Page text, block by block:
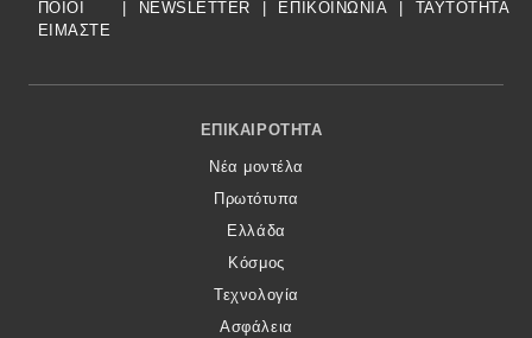
ΠΟΙΟΙ
ΕΙΜΑΣΤΕ
NEWSLETTER ΕΠΙΚΟΙΝΩΝΙΑ TAYTOTHTA
Footer Menu
ΕΠΙΚΑΙΡΌΤΗΤΑ
Νέα μοντέλα
Πρωτότυπα
Ελλάδα
Κόσμος
Τεχνολογία
Ασφάλεια